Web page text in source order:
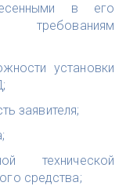
в его
требованиям
установки
заявителя;
технической
средства;